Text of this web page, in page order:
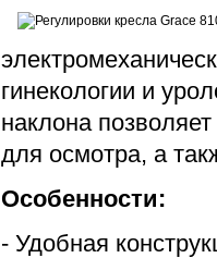
гинекологии и
наклона
для осмотра, а
Особенности:
- Удобная